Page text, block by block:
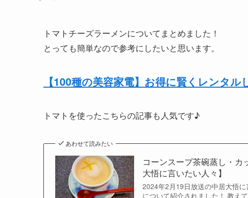
トマトチーズラーメンについてまとめました！
とっても簡単なので参考にしたいと思います。
【100種の美容家電】お得に賢くレンタル
トマトを使ったこちらの記事も人気です♪
あわせて読みたい
コーンスープ茶碗蒸し・
大悟に言いたい人々】
2024年2月19日放送の中居大悟
について紹介されました！ 教え